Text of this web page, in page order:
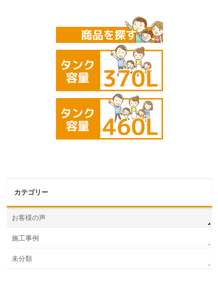
カテゴリー
お客様の声
施工事例
未分類